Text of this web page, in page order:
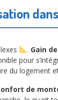
. Gain
pour
du logement
de